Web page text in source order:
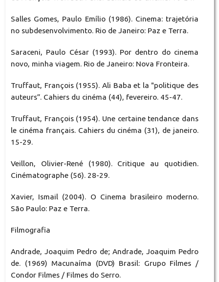
Salles Gomes, Paulo Emílio (1986). Cinema: trajetória
no subdesenvolvimento. Rio de Janeiro: Paz e Terra.
Saraceni, Paulo César (1993). Por dentro do cinema
novo, minha viagem. Rio de Janeiro: Nova Fronteira.
Truffaut, François (1955). Ali Baba et la "politique des
auteurs”. Cahiers du cinéma (44), fevereiro. 45-47.
Truffaut, François (1954). Une certaine tendance dans
le cinéma français. Cahiers du cinéma (31), de janeiro.
15-29.
Veillon, Olivier-René (1980). Critique au quotidien.
Cinématographe (56). 28-29.
Xavier, Ismail (2004). O Cinema brasileiro moderno.
São Paulo: Paz e Terra.
Filmografia
Andrade, Joaquim Pedro de; Andrade, Joaquim Pedro
de. (1969) Macunaíma (DVD) Brasil: Grupo Filmes /
Condor Filmes / Filmes do Serro.